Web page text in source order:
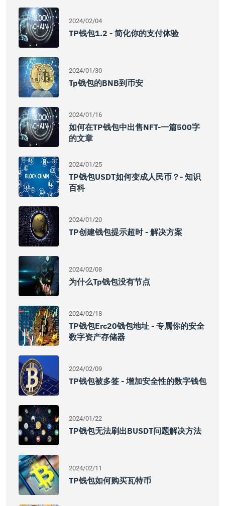
2024/02/04
TP钱包1.2 - 简化你的支付体验
2024/01/30
Tp钱包的BNB到币安
2024/01/16
如何在TP钱包中出售NFT-一篇500字
的文章
2024/01/25
TP钱包USDT如何变成人民币？- 知识
百科
2024/01/20
TP创建钱包提示超时 - 解决方案
2024/02/08
为什么Tp钱包没有节点
2024/02/18
TP钱包erc20钱包地址 - 专属你的安全
数字资产存储器
2024/02/09
TP钱包被多签 - 增加安全性的数字钱包
2024/01/22
TP钱包无法刷出BUSDT问题解决方法
2024/02/11
TP钱包如何购买瓦特币